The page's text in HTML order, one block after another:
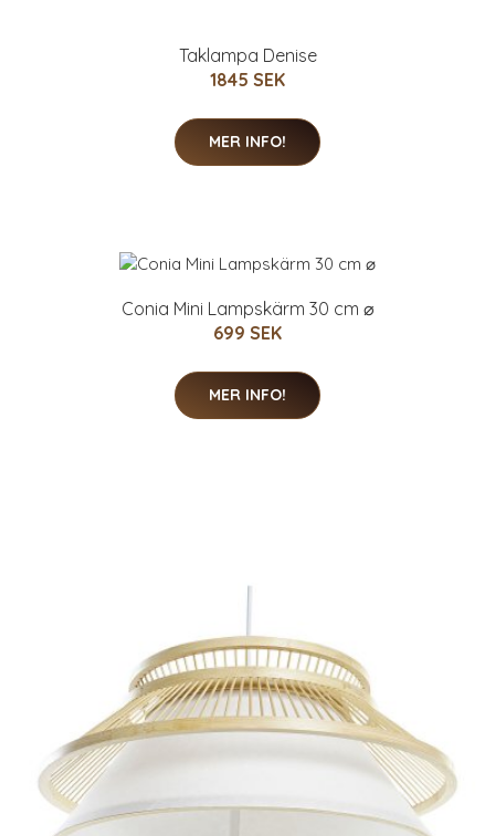
Taklampa Denise
1845 SEK
MER INFO!
Conia Mini Lampskärm 30 cm ⌀
699 SEK
MER INFO!